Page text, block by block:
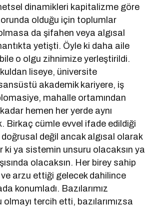
dinamikleri kapitalizme göre
olduğu için toplumlar
da şifahen veya algısal
yetişti. Öyle ki daha aile
o olgu zihnimize yerleştirildi.
liseye, üniversite
akademik kariyere, iş
mahalle ortamından
hemen her yerde aynı
Birkaç cümle evvel ifade edildiği
değil ancak algısal olarak
ki ya sistemin unsuru olacaksın ya
olacaksın. Her birey sahip
arzu ettiği gelecek dahilince
konumladı. Bazılarımız
tercih etti, bazılarımızsa